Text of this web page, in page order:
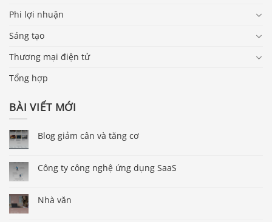
Phi lợi nhuận
Sáng tạo
Thương mại điện tử
Tổng hợp
BÀI VIẾT MỚI
Blog giảm cân và tăng cơ
Công ty công nghệ ứng dụng SaaS
Nhà văn